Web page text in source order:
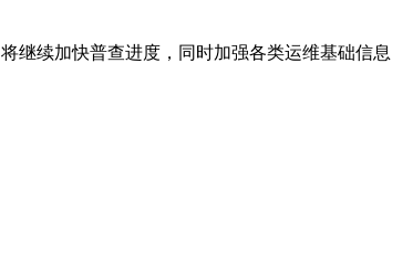
继续加快普查进度，同时加强各类运维基础信息